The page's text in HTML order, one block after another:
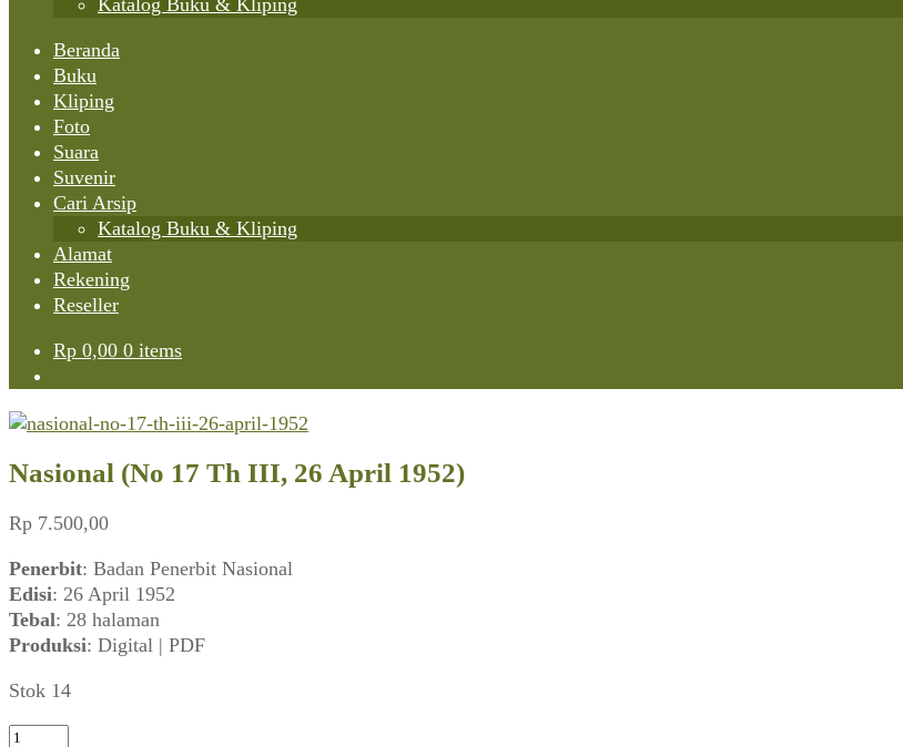
Katalog Buku & Kliping
Beranda
Buku
Kliping
Foto
Suara
Suvenir
Cari Arsip
Katalog Buku & Kliping
Alamat
Rekening
Reseller
Rp 0,00 0 items
Nasional (No 17 Th III, 26 April 1952)
Rp 7.500,00
Penerbit: Badan Penerbit Nasional
Edisi: 26 April 1952
Tebal: 28 halaman
Produksi: Digital | PDF
Stok 14
Kuantitas